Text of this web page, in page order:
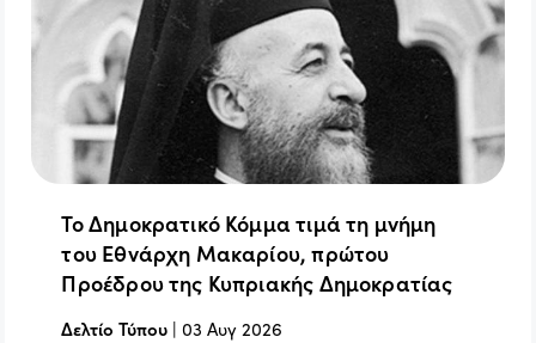
Το Δημοκρατικό Κόμμα τιμά τη μνήμη
του Εθνάρχη Μακαρίου, πρώτου
Προέδρου της Κυπριακής Δημοκρατίας
Δελτίο Τύπου |03 Αυγ 2026